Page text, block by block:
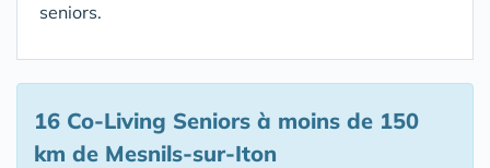
seniors.
16 Co-Living Seniors à moins de 150
km de Mesnils-sur-Iton